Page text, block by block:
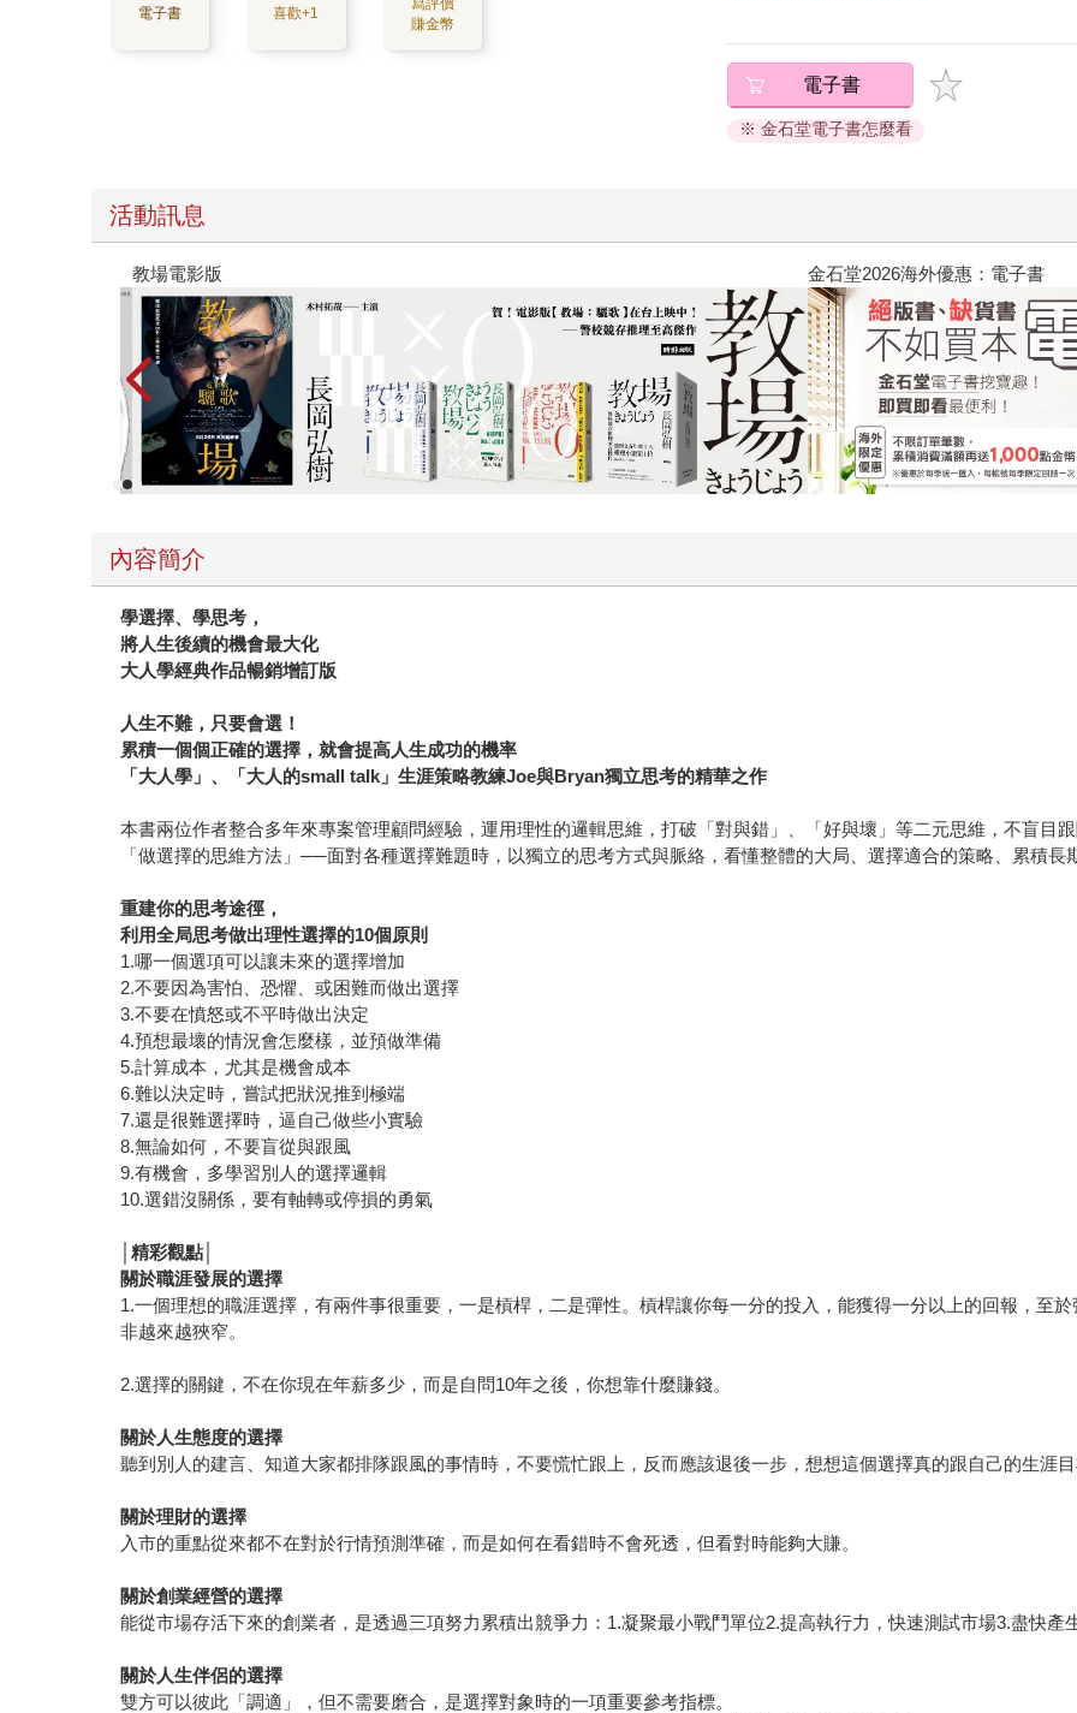
電子書 喜歡+1
寫評價
賺金幣
電子書
※ 金石堂電子書怎麼看
活動訊息
時報經典展69折起 黃色書刊回來了！一起走進他的
內容簡介
學選擇、學思考，
將人生後續的機會最大化
大人學經典作品暢銷增訂版
人生不難，只要會選！
累積一個個正確的選擇，就會提高人生成功的機率
「大人學」、「大人的small talk」生涯策略教練Joe與Bryan獨立思考的精華之作
本書兩位作者整合多年來專案管理顧問經驗，運用理性的邏輯思維，打破「對與錯」、「好與壞」等二元思維，不盲目
「做選擇的思維方法」──面對各種選擇難題時，以獨立的思考方式與脈絡，看懂整體的大局、選擇適合的策略、累積長
重建你的思考途徑，
利用全局思考做出理性選擇的10個原則
1.哪一個選項可以讓未來的選擇增加
2.不要因為害怕、恐懼、或困難而做出選擇
3.不要在憤怒或不平時做出決定
4.預想最壞的情況會怎麼樣，並預做準備
5.計算成本，尤其是機會成本
6.難以決定時，嘗試把狀況推到極端
7.還是很難選擇時，逼自己做些小實驗
8.無論如何，不要盲從與跟風
9.有機會，多學習別人的選擇邏輯
10.選錯沒關係，要有軸轉或停損的勇氣
│精彩觀點│
關於職涯發展的選擇
1.一個理想的職涯選擇，有兩件事很重要，一是槓桿，二是彈性。槓桿讓你每一分的投入，能獲得一分以上的回報，至
非越來越狹窄。
2.選擇的關鍵，不在你現在年薪多少，而是自問10年之後，你想靠什麼賺錢。
關於人生態度的選擇
聽到別人的建言、知道大家都排隊跟風的事情時，不要慌忙跟上，反而應該退後一步，想想這個選擇真的跟自己的生涯
關於理財的選擇
入市的重點從來都不在對於行情預測準確，而是如何在看錯時不會死透，但看對時能夠大賺。
關於創業經營的選擇
能從市場存活下來的創業者，是透過三項努力累積出競爭力：1.凝聚最小戰鬥單位2.提高執行力，快速測試市場3.盡快產
關於人生伴侶的選擇
雙方可以彼此「調適」，但不需要磨合，是選擇對象時的一項重要參考指標。